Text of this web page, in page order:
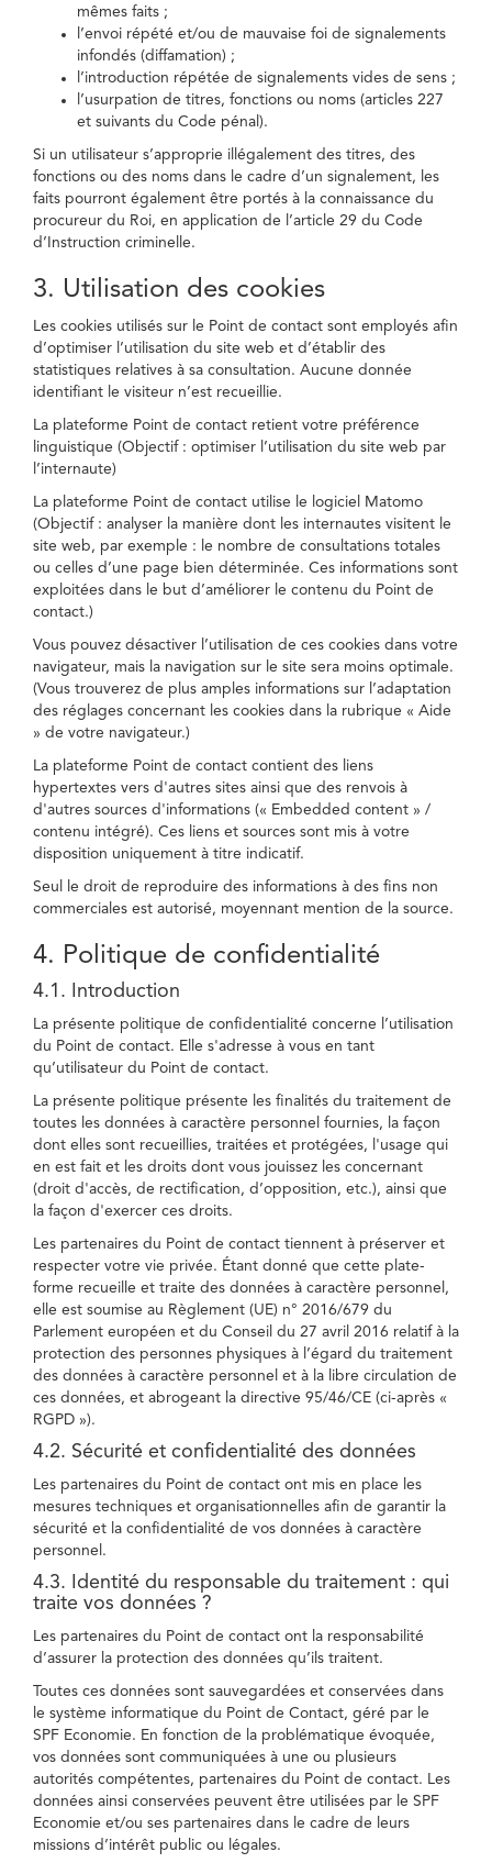
mêmes faits ;
l’envoi répété et/ou de mauvaise foi de signalements
infondés (diffamation) ;
l’introduction répétée de signalements vides de sens ;
l’usurpation de titres, fonctions ou noms (articles 227
et suivants du Code pénal).
Si un utilisateur s’approprie illégalement des titres, des
fonctions ou des noms dans le cadre d’un signalement, les
faits pourront également être portés à la connaissance du
procureur du Roi, en application de l’article 29 du Code
d’Instruction criminelle.
3. Utilisation des cookies
Les cookies utilisés sur le Point de contact sont employés afin
d’optimiser l’utilisation du site web et d’établir des
statistiques relatives à sa consultation. Aucune donnée
identifiant le visiteur n’est recueillie.
La plateforme Point de contact retient votre préférence
linguistique (Objectif : optimiser l’utilisation du site web par
l’internaute)
La plateforme Point de contact utilise le logiciel Matomo
(Objectif : analyser la manière dont les internautes visitent le
site web, par exemple : le nombre de consultations totales
ou celles d’une page bien déterminée. Ces informations sont
exploitées dans le but d’améliorer le contenu du Point de
contact.)
Vous pouvez désactiver l’utilisation de ces cookies dans votre
navigateur, mais la navigation sur le site sera moins optimale.
(Vous trouverez de plus amples informations sur l’adaptation
des réglages concernant les cookies dans la rubrique « Aide
» de votre navigateur.)
La plateforme Point de contact contient des liens
hypertextes vers d'autres sites ainsi que des renvois à
d'autres sources d'informations (« Embedded content » /
contenu intégré). Ces liens et sources sont mis à votre
disposition uniquement à titre indicatif.
Seul le droit de reproduire des informations à des fins non
commerciales est autorisé, moyennant mention de la source.
4. Politique de confidentialité
4.1. Introduction
La présente politique de confidentialité concerne l’utilisation
du Point de contact. Elle s'adresse à vous en tant
qu’utilisateur du Point de contact.
La présente politique présente les finalités du traitement de
toutes les données à caractère personnel fournies, la façon
dont elles sont recueillies, traitées et protégées, l'usage qui
en est fait et les droits dont vous jouissez les concernant
(droit d'accès, de rectification, d’opposition, etc.), ainsi que
la façon d'exercer ces droits.
Les partenaires du Point de contact tiennent à préserver et
respecter votre vie privée. Étant donné que cette plate-
forme recueille et traite des données à caractère personnel,
elle est soumise au Règlement (UE) n° 2016/679 du
Parlement européen et du Conseil du 27 avril 2016 relatif à la
protection des personnes physiques à l’égard du traitement
des données à caractère personnel et à la libre circulation de
ces données, et abrogeant la directive 95/46/CE (ci-après «
RGPD »).
4.2. Sécurité et confidentialité des données
Les partenaires du Point de contact ont mis en place les
mesures techniques et organisationnelles afin de garantir la
sécurité et la confidentialité de vos données à caractère
personnel.
4.3. Identité du responsable du traitement : qui
traite vos données ?
Les partenaires du Point de contact ont la responsabilité
d’assurer la protection des données qu’ils traitent.
Toutes ces données sont sauvegardées et conservées dans
le système informatique du Point de Contact, géré par le
SPF Economie. En fonction de la problématique évoquée,
vos données sont communiquées à une ou plusieurs
autorités compétentes, partenaires du Point de contact. Les
données ainsi conservées peuvent être utilisées par le SPF
Economie et/ou ses partenaires dans le cadre de leurs
missions d’intérêt public ou légales.